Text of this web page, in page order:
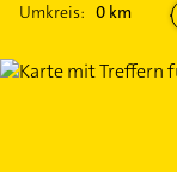
Umkreis: 0 km